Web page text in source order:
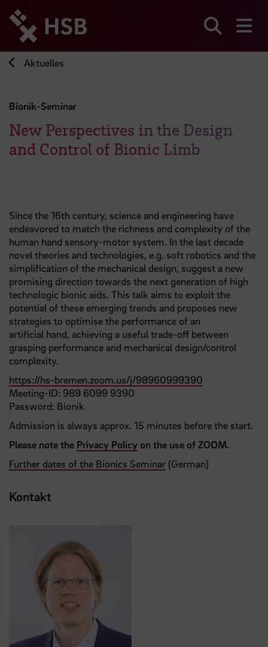
zum
Seiteninhalt
springen
Aktuelles
Bionik-Seminar
New Perspectives in the Design
and Control of Bionic Limb
Since the 16th century, science and engineering have
endeavored to match the richness and complexity of the
human hand sensory-motor system. In the last decade
novel theories and technologies, e.g. soft robotics and the
simplification of the mechanical design, suggest a new
promising direction towards the next generation of high
technologic bionic aids. This talk aims to exploit the
potential of these emerging trends and proposes new
strategies to optimise the performance of an
artificial hand, achieving a useful trade-off between
grasping performance and mechanical design/control
complexity.
https://hs-bremen.zoom.us/j/98960999390
Meeting-ID: 989 6099 9390
Password: Bionik
Admission is always approx. 15 minutes before the start.
Please note the Privacy Policy on the use of ZOOM.
Further dates of the Bionics Seminar (German)
Kontakt